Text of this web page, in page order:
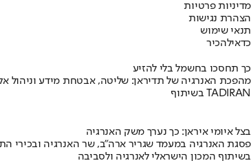
מדיניות פרטיות
הצהרת נגישות
תנאי שימוש
כדאילהכיר
כך תחסכו בחשמל בלי להזיע
מהפכת האנרגיה של תדיראן: שליטה, אבטחת מידע וניהול
בשיתוף TADIRAN
בצל איומי איראן: כך נערך משק האנרגיה
פסגת האנרגיה במעמד שגריר ארה"ב, שר האנרגיה ובכירי
בשיתוף המכון הישראלי לאנרגיה ולסביבה